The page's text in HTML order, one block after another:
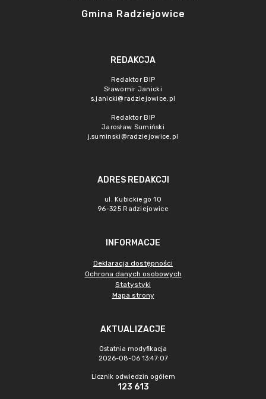
Gmina Radziejowice
REDAKCJA
Redaktor BIP
Sławomir Janicki
s.janicki@radziejowice.pl
Redaktor BIP
Jarosław Sumiński
j.suminski@radziejowice.pl
ADRES REDAKCJI
ul. Kubickiego 10
96-325 Radziejowice
INFORMACJE
Deklaracja dostępności
Ochrona danych osobowych
Statystyki
Mapa strony
AKTUALIZACJE
Ostatnia modyfikacja
2026-08-06 13:47:07
Licznik odwiedzin ogółem
123 613